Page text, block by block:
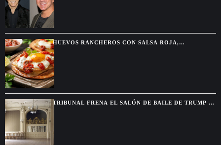
HUEVOS RANCHEROS CON SALSA ROJA,
TORTILLAS DORADAS Y SABOR DE DESAYUNO
MEXICANO
TRIBUNAL FRENA EL SALÓN DE BAILE DE TRUMP Y